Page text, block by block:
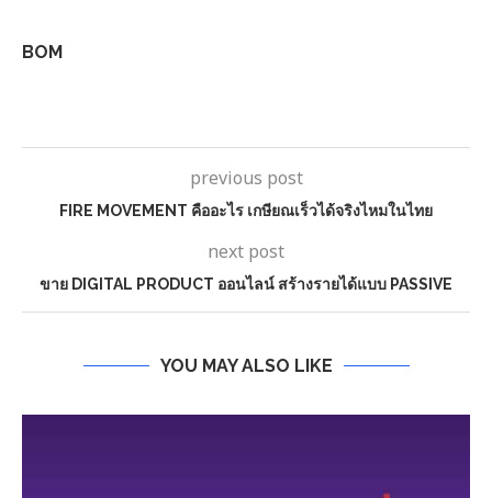
BOM
previous post
FIRE MOVEMENT คืออะไร เกษียณเร็วได้จริงไหมในไทย
next post
ขาย DIGITAL PRODUCT ออนไลน์ สร้างรายได้แบบ PASSIVE
YOU MAY ALSO LIKE